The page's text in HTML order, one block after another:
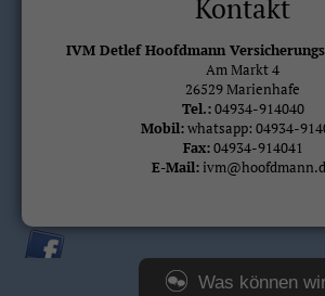
Kontakt
IVM Detlef Hoofdmann
Am Markt 4
26529 Marienhafe
Tel.:04934-914040
Mobil:whatsapp: 04934-
Fax:04934-914041
E-Mail:
Was können